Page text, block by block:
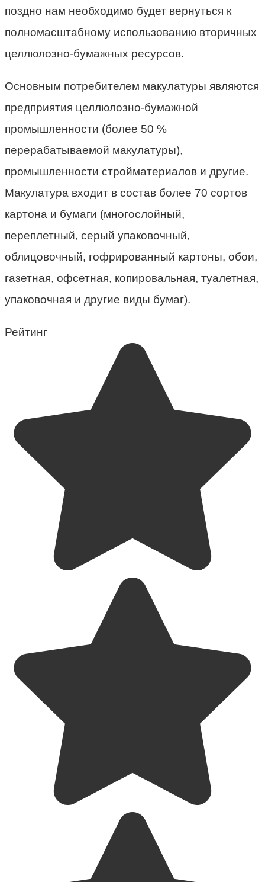
поздно нам необходимо будет вернуться к
полномасштабному использованию вторичных
целлюлозно-бумажных ресурсов.
Основным потребителем макулатуры являются
предприятия целлюлозно-бумажной
промышленности (более 50 %
перерабатываемой макулатуры),
промышленности стройматериалов и другие.
Макулатура входит в состав более 70 сортов
картона и бумаги (многослойный,
переплетный, серый упаковочный,
облицовочный, гофрированный картоны, обои,
газетная, офсетная, копировальная, туалетная,
упаковочная и другие виды бумаг).
Рейтинг